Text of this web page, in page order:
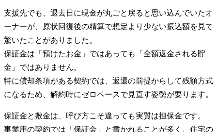
支援先でも、退去日に現金が丸ごと戻ると思い込んでいたオ
ーナーが、原状回復後の精算で想定より少ない振込額を見て
驚いたことがありました。
保証金は「預けたお金」ではあっても「全額返金される貯
金」ではありません。
特に償却条項がある契約では、返還の前提からして残額方式
になるため、解約時にゼロベースで見直す姿勢が要ります。
保証金と敷金は、呼び方こそ違っても実質は担保金です。
事業用の契約では「保証金」と書かれることが多く、住宅の